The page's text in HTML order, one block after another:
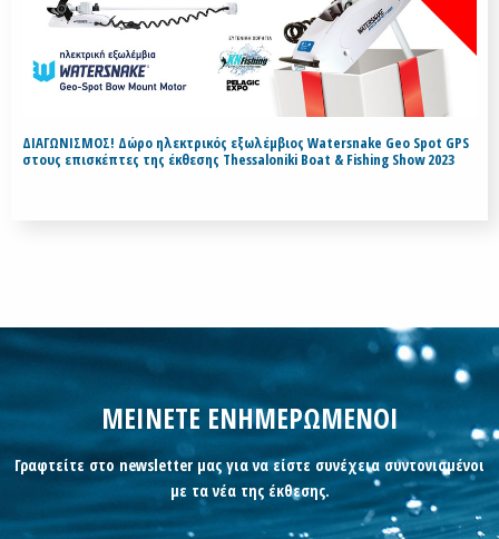
ΔΙΑΓΩΝΙΣΜΟΣ! Δώρο ηλεκτρικός εξωλέμβιος Watersnake Geo Spot GPS
στους επισκέπτες της έκθεσης Thessaloniki Boat & Fishing Show 2023
ΜΕΙΝΕΤΕ ΕΝΗΜΕΡΩΜΕΝΟΙ
Γραφτείτε στο newsletter μας για να είστε συνέχεια συντονισμένοι
με τα νέα της έκθεσης.